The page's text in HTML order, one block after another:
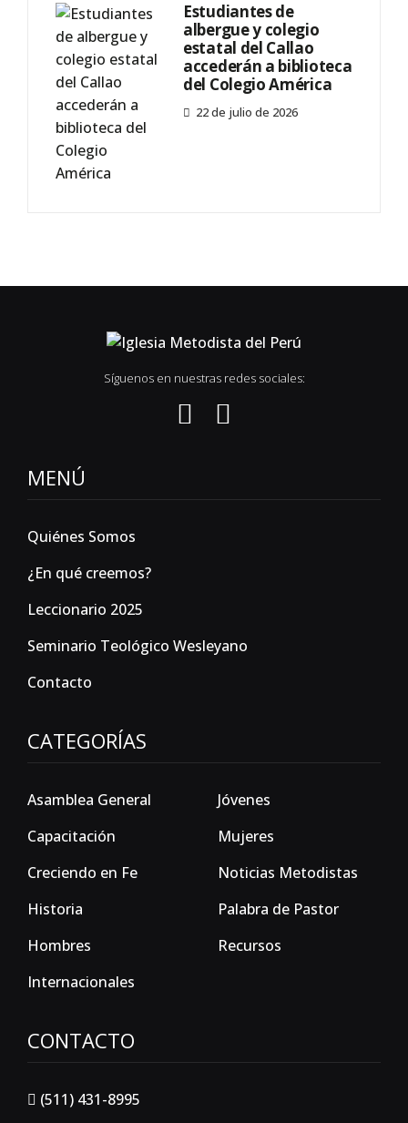
Estudiantes de
albergue y colegio
estatal del Callao
accederán a biblioteca
del Colegio América
22 de julio de 2026
Síguenos en nuestras redes sociales:
MENÚ
Quiénes Somos
¿En qué creemos?
Leccionario 2025
Seminario Teológico Wesleyano
Contacto
CATEGORÍAS
Asamblea General
Capacitación
Creciendo en Fe
Historia
Hombres
Internacionales
Jóvenes
Mujeres
Noticias Metodistas
Palabra de Pastor
Recursos
CONTACTO
(511) 431-8995